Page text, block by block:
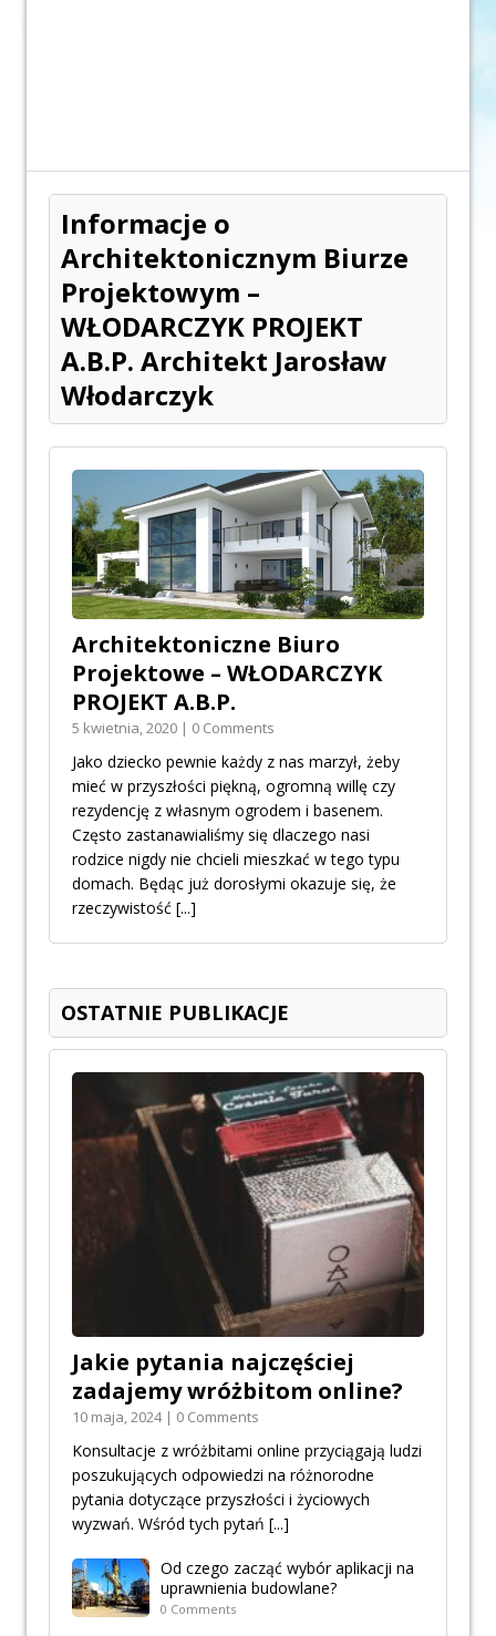
Informacje o
Architektonicznym Biurze
Projektowym –
WŁODARCZYK PROJEKT
A.B.P. Architekt Jarosław
Włodarczyk
Architektoniczne Biuro
Projektowe – WŁODARCZYK
PROJEKT A.B.P.
5 kwietnia, 2020 | 0 Comments
Jako dziecko pewnie każdy z nas marzył, żeby
mieć w przyszłości piękną, ogromną willę czy
rezydencję z własnym ogrodem i basenem.
Często zastanawialiśmy się dlaczego nasi
rodzice nigdy nie chcieli mieszkać w tego typu
domach. Będąc już dorosłymi okazuje się, że
rzeczywistość [...]
OSTATNIE PUBLIKACJE
Jakie pytania najczęściej
zadajemy wróżbitom online?
10 maja, 2024 | 0 Comments
Konsultacje z wróżbitami online przyciągają ludzi
poszukujących odpowiedzi na różnorodne
pytania dotyczące przyszłości i życiowych
wyzwań. Wśród tych pytań [...]
Od czego zacząć wybór aplikacji na
uprawnienia budowlane?
0 Comments